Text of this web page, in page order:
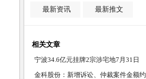
最新资讯 最新推文
相关文章
宁波34.6亿元挂牌2宗涉宅地7月31日
金科股份：新增诉讼、仲裁案件金额约